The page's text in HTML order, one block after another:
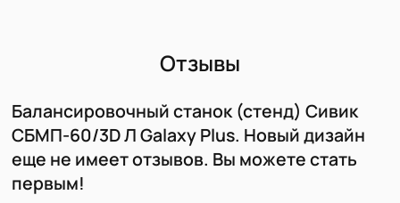
Отзывы
Балансировочный станок (стенд) Сивик
СБМП-60/3D Л Galaxy Plus. Новый дизайн
еще не имеет отзывов. Вы можете стать
первым!